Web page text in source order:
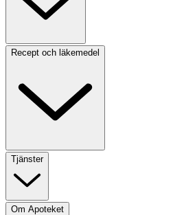
Recept och läkemedel
Tjänster
Om Apoteket